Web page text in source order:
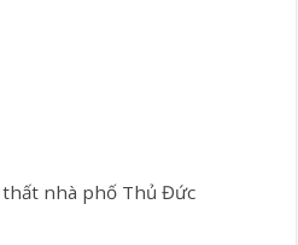
nhà phố Thủ Đức